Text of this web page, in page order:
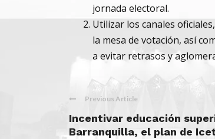
jornada electoral.
Utilizar los canales
la mesa de votación, así
a evitar retrasos y
Previous Article
Incentivar educación
Barranquilla, el plan de